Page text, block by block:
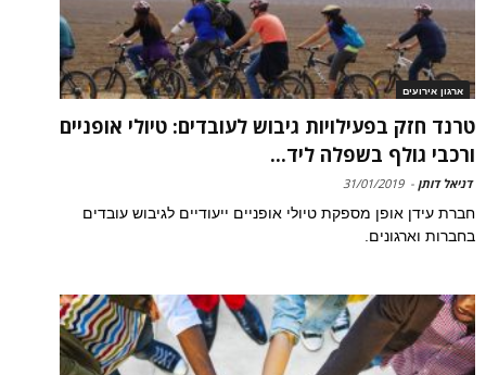
ארגון אירועים
טרנד חזק בפעילויות גיבוש לעובדים: טיולי אופניים
ורכבי גולף בשפלה ליד...
דניאל דותן -
31/01/2019
חברת עידן אופן מספקת טיולי אופניים ייעודיים לגיבוש עובדים
בחברות וארגונים.